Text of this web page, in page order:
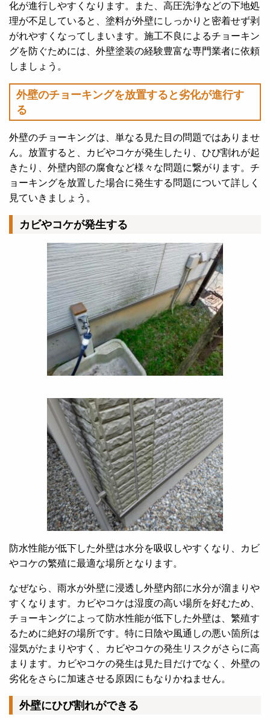
化が進行しやすくなります。
また、高圧洗浄などの下地処
理が不足していると、塗料が外壁にしっかりと密着せず剥
がれやすくなってしまいます。施工不良によるチョーキン
グを防ぐためには、外壁塗装の経験豊富な専門業者に依頼
しましょう。
外壁のチョーキングを放置すると劣化が進行す
る
外壁のチョーキングは、単なる見た目の問題ではありませ
ん。放置すると、カビやコケが発生したり、ひび割れが起
きたり、外壁内部の腐食など様々な問題に繋がります。 チ
ョーキングを放置した場合に発生する問題について詳しく
見ていきましょう。
カビやコケが発生する
防水性能が低下した外壁は水分を吸収しやすくなり、カビ
やコケの繁殖に最適な場所となります。
なぜなら、雨水が外壁に浸透し外壁内部に水分が溜まりや
すくなります。カビやコケは湿度の高い場所を好むため、
チョーキングによって防水性能が低下した外壁は、繁殖す
るために絶好の場所です。 特に日陰や風通しの悪い箇所は
湿気がたまりやすく、カビやコケの発生リスクがさらに高
まります。カビやコケの発生は見た目だけでなく、外壁の
劣化をさらに加速させる原因にもなりかねません。
外壁にひび割れができる